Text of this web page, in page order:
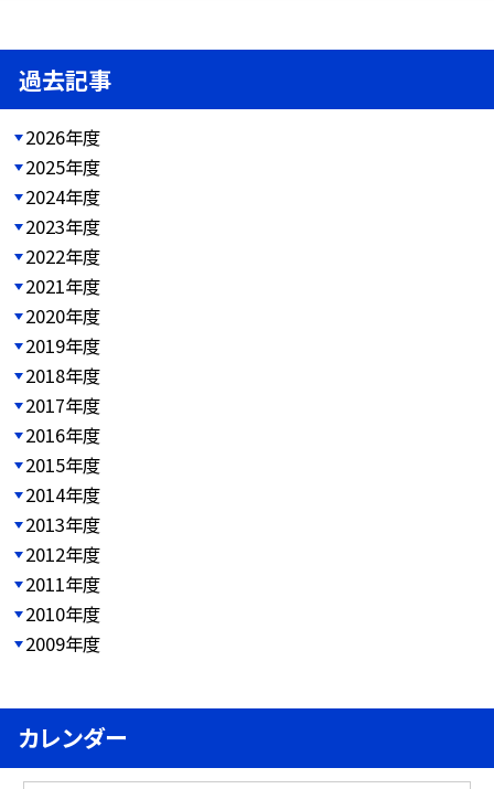
過去記事
2026年度
2025年度
2024年度
2023年度
2022年度
2021年度
2020年度
2019年度
2018年度
2017年度
2016年度
2015年度
2014年度
2013年度
2012年度
2011年度
2010年度
2009年度
カレンダー